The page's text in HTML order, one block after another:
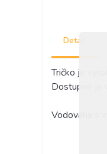
Detail
Tričko je
Dostupné je
Vodováha s